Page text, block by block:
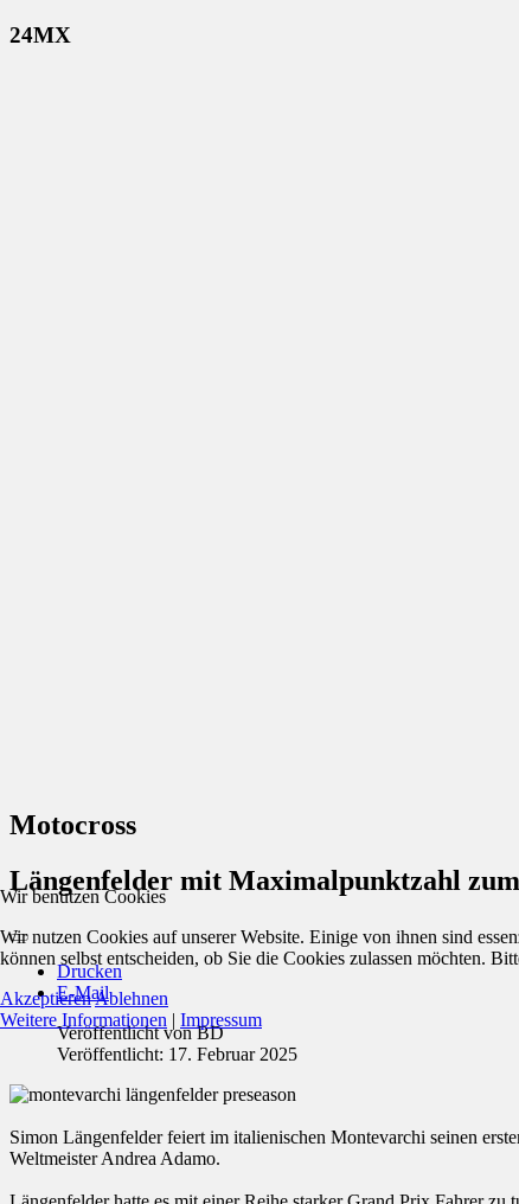
24MX
Motocross
Längenfelder mit Maximalpunktzahl
Drucken
E-Mail
Veröffentlicht vonBD
Veröffentlicht: 17. Februar 2025
Simon Längenfelder feiert im italienischen Montevarchi seinen
Weltmeister Andrea Adamo.
Wir benutzen Cookies
Wir nutzen Cookies auf unserer Website. Einige von ihnen sind
können selbst entscheiden, ob Sie die Cookies zulassen möchten.
AkzeptierenAblehnen
Weitere Informationen | Impressum